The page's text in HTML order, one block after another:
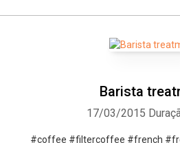
Barista
17/03/2015
#coffee #filtercoffee #french